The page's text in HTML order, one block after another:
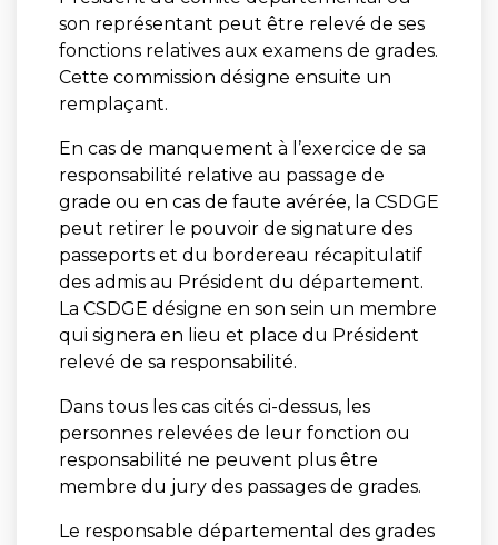
son représentant peut être relevé de ses
fonctions relatives aux examens de grades.
Cette commission désigne ensuite un
remplaçant.
En cas de manquement à l’exercice de sa
responsabilité relative au passage de
grade ou en cas de faute avérée, la CSDGE
peut retirer le pouvoir de signature des
passeports et du bordereau récapitulatif
des admis au Président du département.
La CSDGE désigne en son sein un membre
qui signera en lieu et place du Président
relevé de sa responsabilité.
Dans tous les cas cités ci-dessus, les
personnes relevées de leur fonction ou
responsabilité ne peuvent plus être
membre du jury des passages de grades.
Le responsable départemental des grades